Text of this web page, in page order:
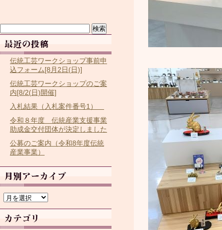
索:
伝統工芸ワークショップ事前申
込フォーム[8月2日(日)]
伝統工芸ワークショップのご案
内[8/2(日)開催]
入札結果（入札案件番号1）
令和８年度 伝統産業支援事業
助成金交付団体が決定しました
公募のご案内（令和8年度伝統
産業事業）
ー
カ
イ
ブ